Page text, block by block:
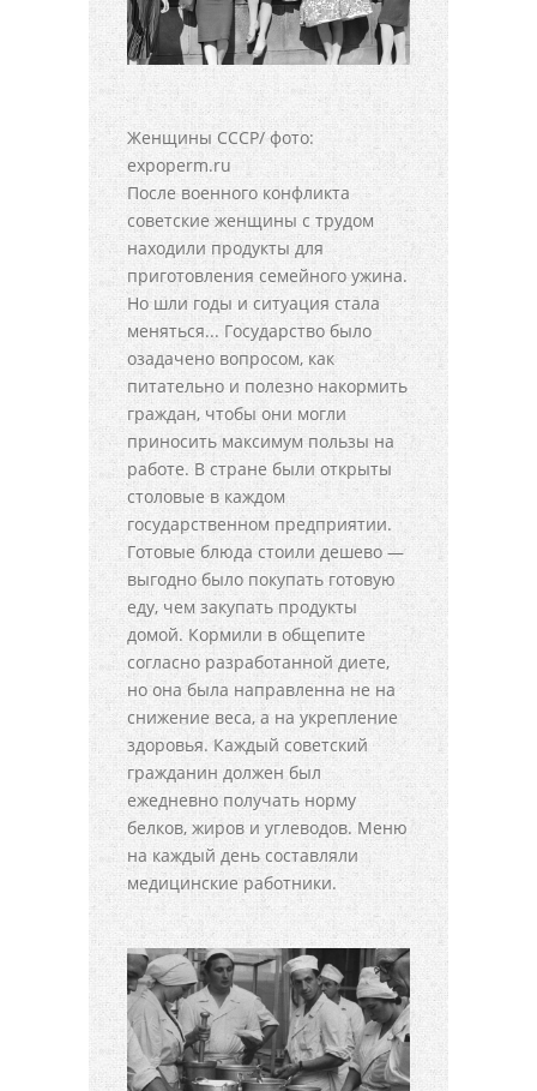
Женщины СССР/ фото:
expoperm.ru
После военного конфликта
советские женщины с трудом
находили продукты для
приготовления семейного ужина.
Но шли годы и ситуация стала
меняться... Государство было
озадачено вопросом, как
питательно и полезно накормить
граждан, чтобы они могли
приносить максимум пользы на
работе. В стране были открыты
столовые в каждом
государственном предприятии.
Готовые блюда стоили дешево —
выгодно было покупать готовую
еду, чем закупать продукты
домой. Кормили в общепите
согласно разработанной диете,
но она была направленна не на
снижение веса, а на укрепление
здоровья. Каждый советский
гражданин должен был
ежедневно получать норму
белков, жиров и углеводов. Меню
на каждый день составляли
медицинские работники.